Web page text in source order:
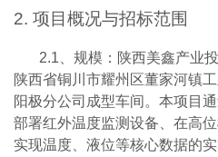
2. 项目概况与招标范围
2.1 、规模：陕西美鑫产业
陕西省铜川市耀州区董家河镇
阳极分公司成型车间。本项目
部署红外温度监测设备、在高
实现温度、液位等核心数据的